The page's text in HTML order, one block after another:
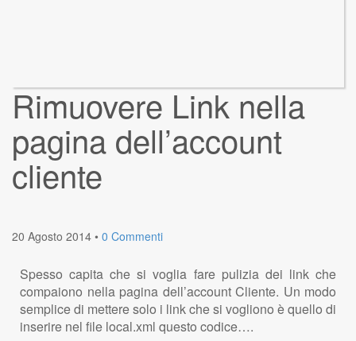
Rimuovere Link nella
pagina dell’account
cliente
20 Agosto 2014 • 0 Commenti
Spesso capita che si voglia fare pulizia dei link che
compaiono nella pagina dell’account Cliente. Un modo
semplice di mettere solo i link che si vogliono è quello di
inserire nel file local.xml questo codice….